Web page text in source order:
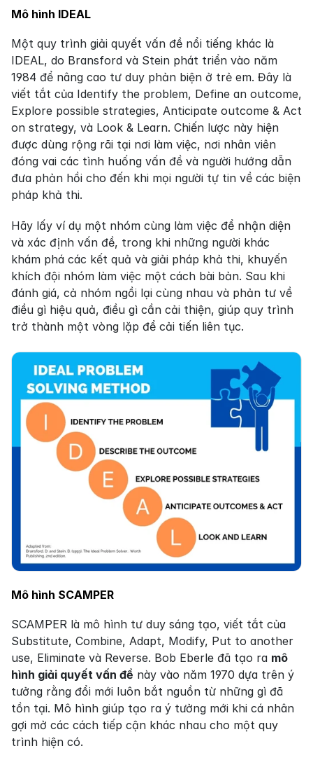
Mô hình IDEAL
Một quy trình giải quyết vấn đề nổi tiếng khác là
IDEAL, do Bransford và Stein phát triển vào năm
1984 để nâng cao tư duy phản biện ở trẻ em. Đây là
viết tắt của Identify the problem, Define an outcome,
Explore possible strategies, Anticipate outcome & Act
on strategy, và Look & Learn. Chiến lược này hiện
được dùng rộng rãi tại nơi làm việc, nơi nhân viên
đóng vai các tình huống vấn đề và người hướng dẫn
đưa phản hồi cho đến khi mọi người tự tin về các biện
pháp khả thi.
Hãy lấy ví dụ một nhóm cùng làm việc để nhận diện
và xác định vấn đề, trong khi những người khác
khám phá các kết quả và giải pháp khả thi, khuyến
khích đội nhóm làm việc một cách bài bản. Sau khi
đánh giá, cả nhóm ngồi lại cùng nhau và phản tư về
điều gì hiệu quả, điều gì cần cải thiện, giúp quy trình
trở thành một vòng lặp để cải tiến liên tục.
Mô hình SCAMPER
SCAMPER là mô hình tư duy sáng tạo, viết tắt của
Substitute, Combine, Adapt, Modify, Put to another
use, Eliminate và Reverse. Bob Eberle đã tạo ra mô
hình giải quyết vấn đề này vào năm 1970 dựa trên ý
tưởng rằng đổi mới luôn bắt nguồn từ những gì đã
tồn tại. Mô hình giúp tạo ra ý tưởng mới khi cá nhân
gợi mở các cách tiếp cận khác nhau cho một quy
trình hiện có.